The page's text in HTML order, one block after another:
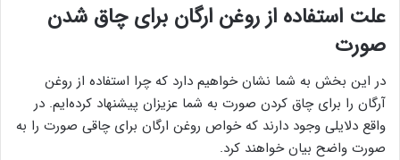
علت استفاده از روغن ارگان برای چاق شدن
صورت
در این بخش به شما نشان خواهیم دارد که چرا استفاده از روغن
آرگان را برای چاق کردن صورت به شما عزیزان پیشنهاد کرده‌ایم. در
واقع دلایلی وجود دارند که خواص روغن ارگان برای چاقی صورت را به
صورت واضح بیان خواهند کرد.